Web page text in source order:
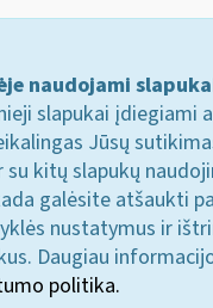
naudojami
slapukai įdiegiami
Jūsų
kitų slapukų
galėsite atšaukti
nustatymus ir
Daugiau
politika.